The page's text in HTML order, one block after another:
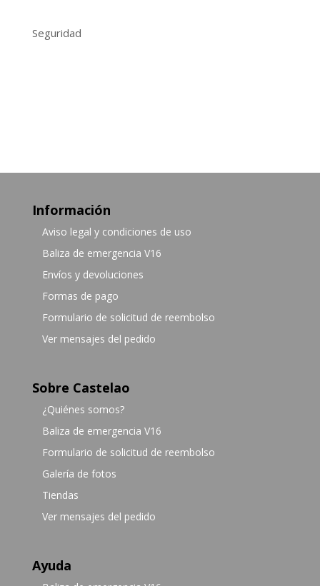
Seguridad
Información
Aviso legal y condiciones de uso
Baliza de emergencia V16
Envíos y devoluciones
Formas de pago
Formulario de solicitud de reembolso
Ver mensajes del pedido
Sobre Castelao
¿Quiénes somos?
Baliza de emergencia V16
Formulario de solicitud de reembolso
Galería de fotos
Tiendas
Ver mensajes del pedido
Ayuda